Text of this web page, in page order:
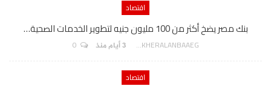
اقتصاد
بنك مصر يضخ أكثر من 100 مليون جنيه لتطوير الخدمات الصحية…
AKHERALANBAAEG 3 أيام منذ
اقتصاد